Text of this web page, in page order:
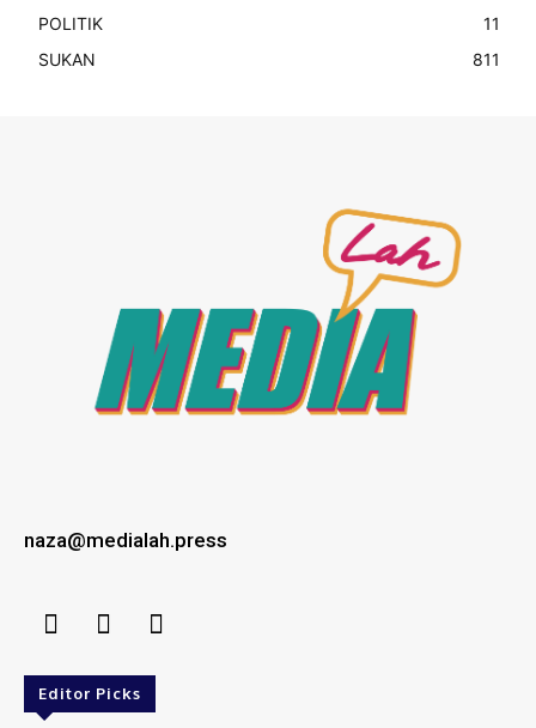
POLITIK
11
SUKAN
811
naza@medialah.press
Editor Picks